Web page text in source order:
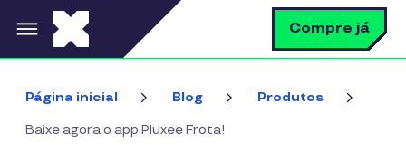
Pular para o conteúdo principal Compre já
Página inicial Blog Produtos
Baixe agora o app Pluxee Frota!